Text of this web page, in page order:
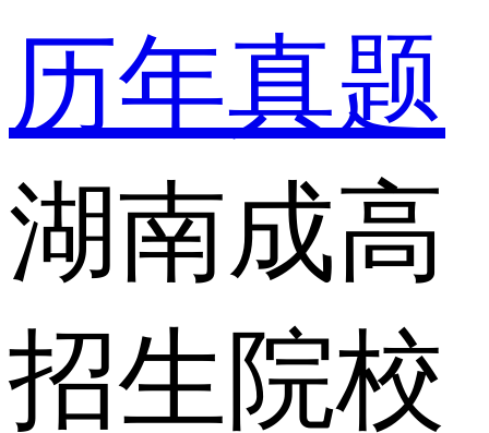
历年真题
湖南成高
招生院校